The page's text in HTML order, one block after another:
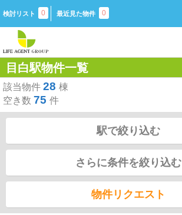
検討リスト 0 最近見た物件 0
目白駅物件一覧
該当物件 28 棟
空き数 75 件
駅で絞り込む
さらに条件を絞り込む
物件リクエスト